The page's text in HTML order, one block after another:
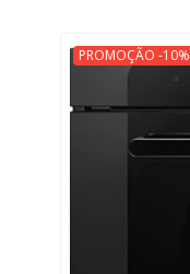
PROMOÇÃO -10%